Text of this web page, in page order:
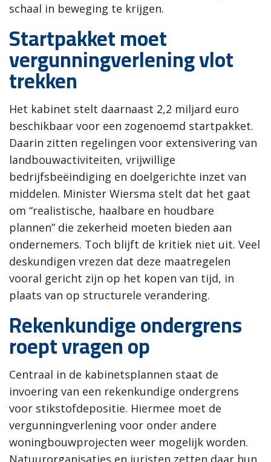
schaal in beweging te krijgen.
Startpakket moet
vergunningverlening vlot
trekken
Het kabinet stelt daarnaast 2,2 miljard euro
beschikbaar voor een zogenoemd startpakket.
Daarin zitten regelingen voor extensivering van
landbouwactiviteiten, vrijwillige
bedrijfsbeëindiging en doelgerichte inzet van
middelen. Minister Wiersma stelt dat het gaat
om “realistische, haalbare en houdbare
plannen” die zekerheid moeten bieden aan
ondernemers. Toch blijft de kritiek niet uit. Veel
deskundigen vrezen dat deze maatregelen
vooral gericht zijn op het kopen van tijd, in
plaats van op structurele verandering.
Rekenkundige ondergrens
roept vragen op
Centraal in de kabinetsplannen staat de
invoering van een rekenkundige ondergrens
voor stikstofdepositie. Hiermee moet de
vergunningverlening voor onder andere
woningbouwprojecten weer mogelijk worden.
Natuurorganisaties en juristen zetten daar hun